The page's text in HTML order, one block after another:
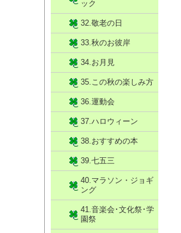
ック
32.敬老の日
33.秋のお彼岸
34.お月見
35.この秋の楽しみ方
36.運動会
37.ハロウィーン
38.おすすめの本
39.七五三
40.マラソン・ジョギ
ング
41.音楽会･文化祭･学
園祭